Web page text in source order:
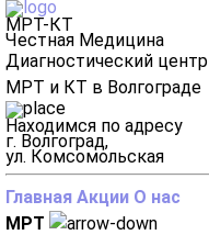
МРТ-КТ
Честная Медицина
Диагностический центр
МРТ и КТ в Волгограде
Находимся по адресу
г. Волгоград,
ул. Комсомольская
Главная Акции О нас
МРТ